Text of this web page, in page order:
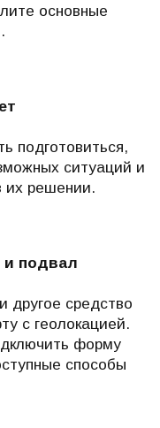
основные
подготовиться,
ситуаций и
их решении.
и подвал
другое средство
с геолокацией.
форму
способы